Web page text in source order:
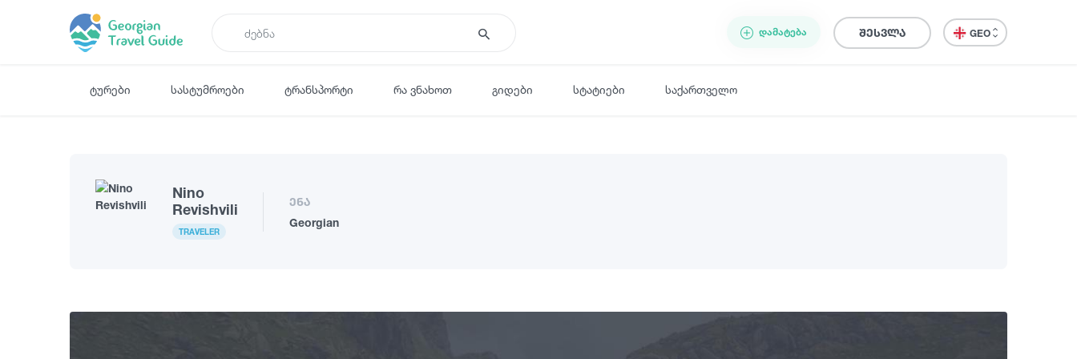
ᲓᲐᲛᲐᲢᲔᲑᲐ შესვლა GEO
ტურები სასტუმროები ტრანსპორტი რა ვნახოთ გიდები სტატიები საქართველო
Nino
Revishvili
TRAVELER
ენა
Georgian